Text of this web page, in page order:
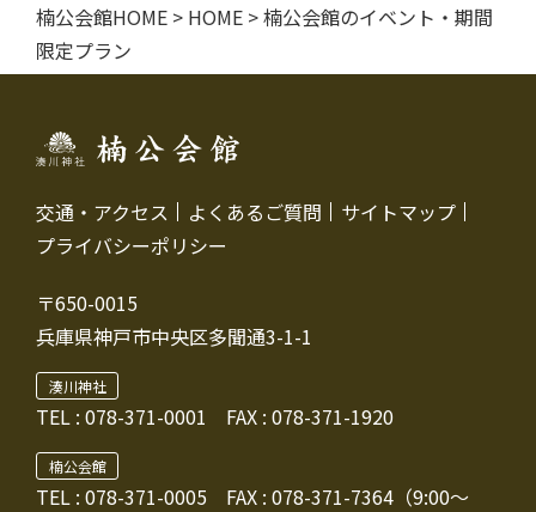
楠公会館HOME > HOME >楠公会館のイベント・期間
限定プラン
交通・アクセス よくあるご質問
サイトマップ
プライバシーポリシー
〒650-0015
兵庫県神戸市中央区多聞通3-1-1
湊川神社
TEL : 078-371-0001 FAX : 078-371-1920
楠公会館
TEL : 078-371-0005 FAX : 078-371-7364（9:00～